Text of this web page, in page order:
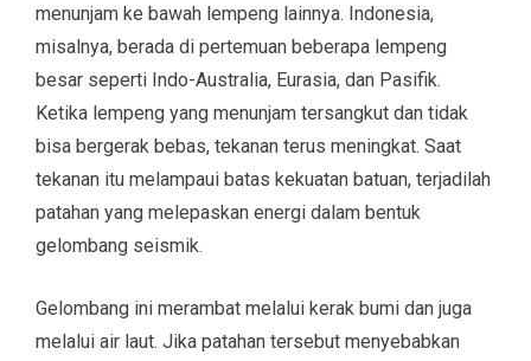
menunjam ke bawah lempeng lainnya. Indonesia,
misalnya, berada di pertemuan beberapa lempeng
besar seperti Indo-Australia, Eurasia, dan Pasifik.
Ketika lempeng yang menunjam tersangkut dan tidak
bisa bergerak bebas, tekanan terus meningkat. Saat
tekanan itu melampaui batas kekuatan batuan, terjadilah
patahan yang melepaskan energi dalam bentuk
gelombang seismik.
Gelombang ini merambat melalui kerak bumi dan juga
melalui air laut. Jika patahan tersebut menyebabkan